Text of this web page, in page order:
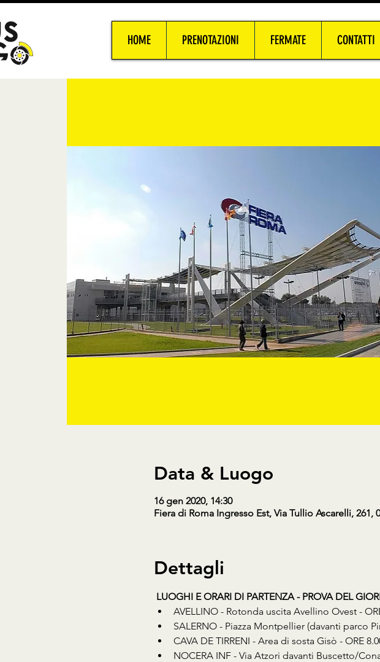
HOME PRENOTAZIONI FERMATE CONTATTI
Data & Luogo
16 gen 2020, 14:30
Fiera di Roma Ingresso Est, Via Tullio Ascarelli, 261,
Dettagli
LUOGHI E ORARI DI PARTENZA - PROVA DEL
AVELLINO - Rotonda uscita Avellino Ovest -
SALERNO - Piazza Montpellier (davanti parco
CAVA DE TIRRENI - Area di sosta Gisò - ORE
NOCERA INF - Via Atzori davanti Buscetto/